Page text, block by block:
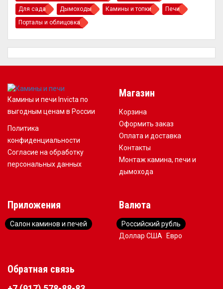
Для сада
Дымоходы Камины и топки
Печи
Порталы и облицовка
Камины и печи Invicta по
выгодным ценам в России
Политика
конфиденциальности
Согласие на обработку
персональных данных
Магазин
Корзина
Оформить заказ
Оплата и доставка
Контакты
Монтаж камина, печи и
дымохода
Приложения
Салон каминов и печей
Валюта
Российский рубль
Доллар США
Евро
Обратная связь